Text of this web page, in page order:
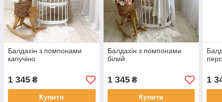
Балдахін з помпонами
капучіно
1 345 ₴
Купити
Балдахін з помпонами
білий
1 345₴
Купити
1